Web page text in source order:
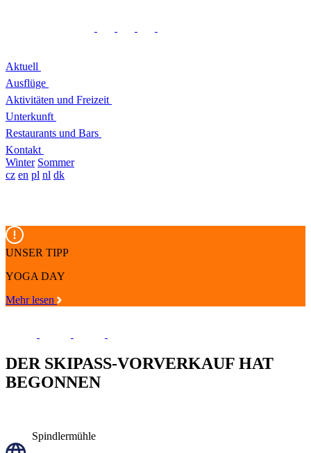
Aktuell
Ausflüge
Aktivitäten und Freizeit
Unterkunft
Restaurants und Bars
Kontakt
Winter Sommer
cz en pl nl dk
UNSER TIPP
YOGA DAY
Mehr lesen
DER SKIPASS-VORVERKAUF HAT
BEGONNEN
Spindlermühle